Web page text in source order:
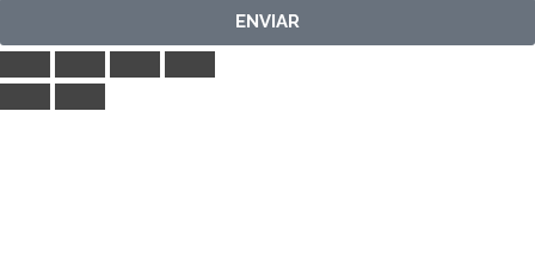
ENVIAR